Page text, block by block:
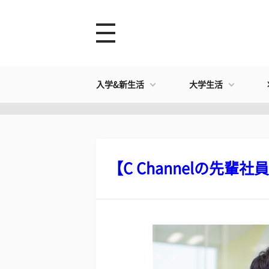
入学&新生活 大学生活
【C Channelの先輩社